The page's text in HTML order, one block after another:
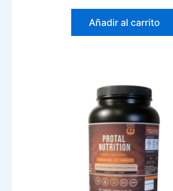
Añadir al carrito